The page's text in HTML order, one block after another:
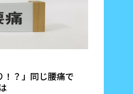
！？」同じ腰痛で